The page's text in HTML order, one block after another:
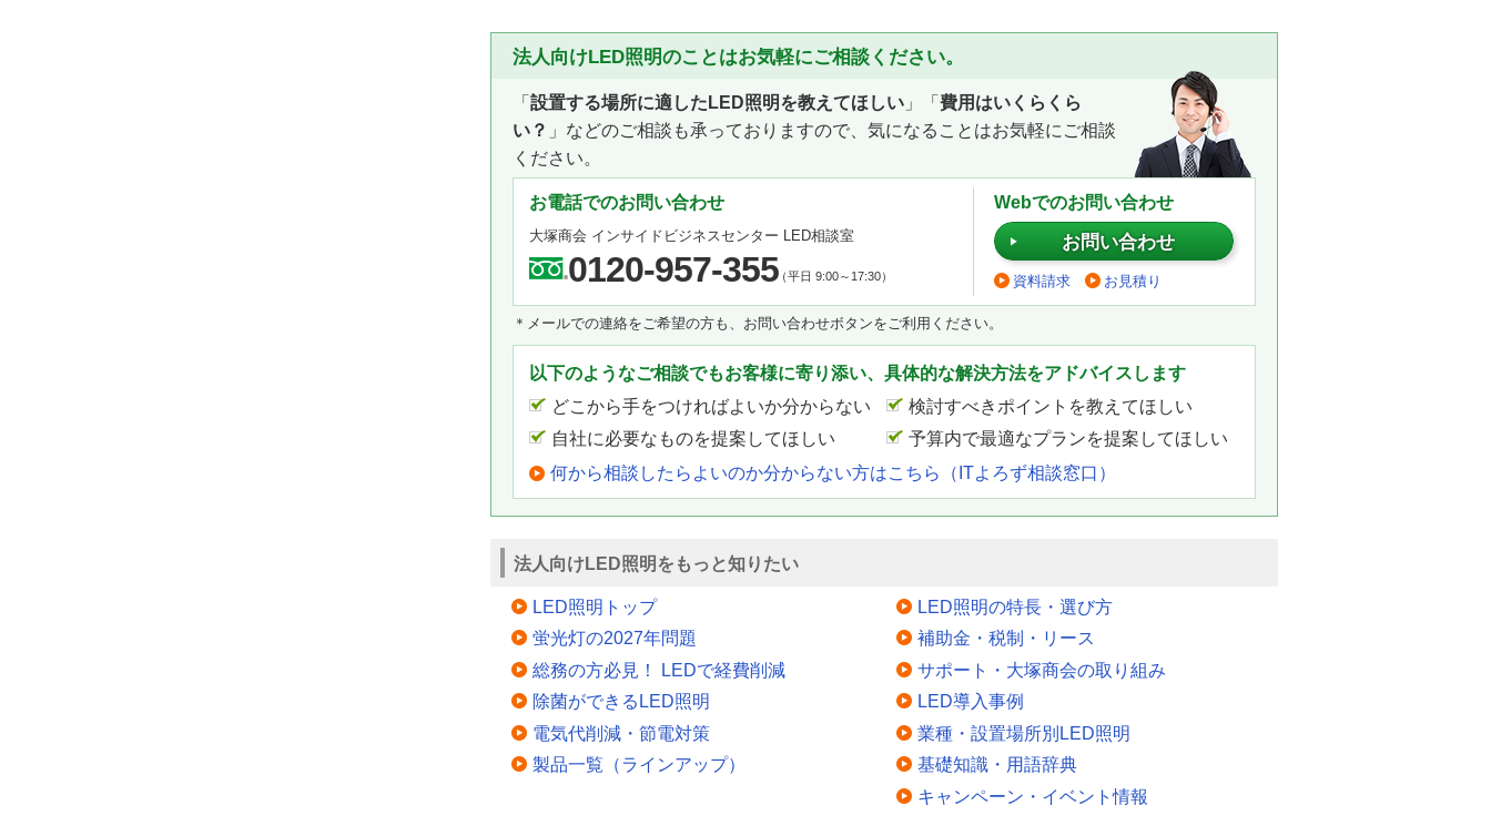
法人向けLED照明のことはお気軽にご相談ください。
「 設置する場所に適したLED照明を教えてほしい 」「 費用はいくらくら
い？ 」などのご相談も承っておりますので、気になることはお気軽にご相談
ください。
お電話でのお問い合わせ
大塚商会 インサイドビジネスセンター LED相談室
0120-957-355（平日 9:00～17:30）
Webでのお問い合わせ
お問い合わせ
資料請求 お見積り
＊メールでの連絡をご希望の方も、お問い合わせボタンをご利用ください。
以下のようなご相談でもお客様に寄り添い、具体的な解決方法をアドバイスします
どこから手をつければよいか分からない
検討すべきポイントを教えてほしい
自社に必要なものを提案してほしい
予算内で最適なプランを提案してほしい
何から相談したらよいのか分からない方はこちら（ITよろず相談窓口）
法人向けLED照明をもっと知りたい
LED照明トップ
蛍光灯の2027年問題
総務の方必見！ LEDで経費削減
除菌ができるLED照明
電気代削減・節電対策
製品一覧（ラインアップ）
LED照明の特長・選び方
補助金・税制・リース
サポート・大塚商会の取り組み
LED導入事例
業種・設置場所別LED照明
基礎知識・用語辞典
キャンペーン・イベント情報